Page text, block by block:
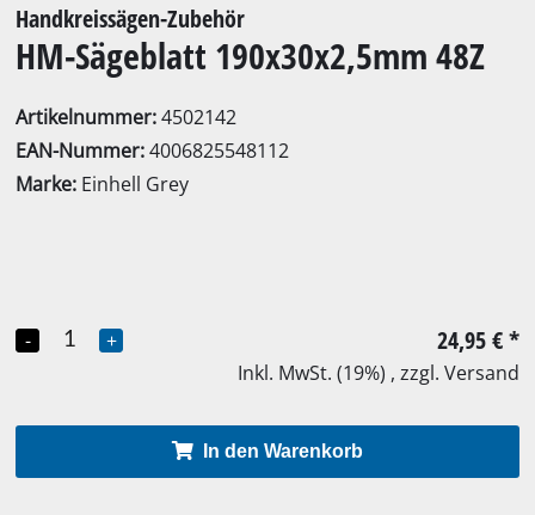
Handkreissägen-Zubehör
HM-Sägeblatt 190x30x2,5mm 48Z
Artikelnummer:4502142
EAN-Nummer:4006825548112
Marke: Einhell Grey
- + 24,95 €*
Inkl. MwSt. (19%) , zzgl. Versand
In den Warenkorb